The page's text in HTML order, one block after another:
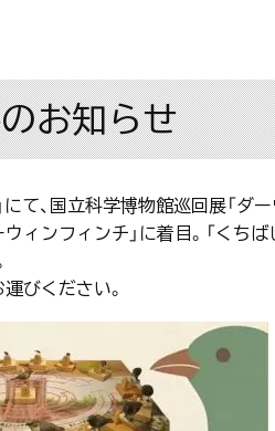
お知らせ
、国立科学博物館巡回展「ダ
ンフィンチ」に着目。「くち
びください。